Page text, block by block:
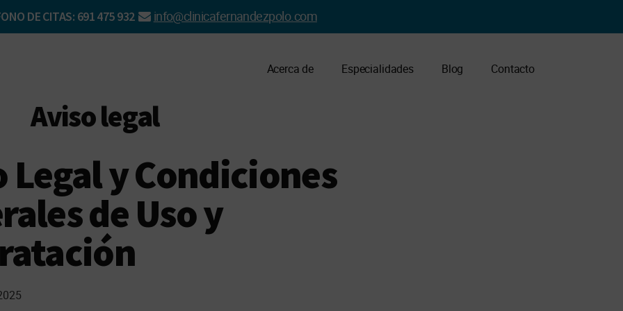
DE CITAS: 691 475 932 info@clinicafernandezpolo.com
Acerca de Especialidades Blog Contacto
Aviso legal
Legal y Condiciones
de Uso y